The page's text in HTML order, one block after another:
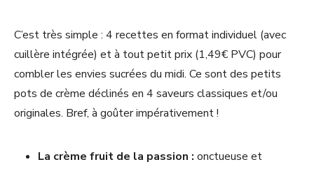
C’est très simple : 4 recettes en format individuel (avec
cuillère intégrée) et à tout petit prix (1,49€ PVC) pour
combler les envies sucrées du midi. Ce sont des petits
pots de crème déclinés en 4 saveurs classiques et/ou
originales. Bref, à goûter impérativement !
La crème fruit de la passion : onctueuse et